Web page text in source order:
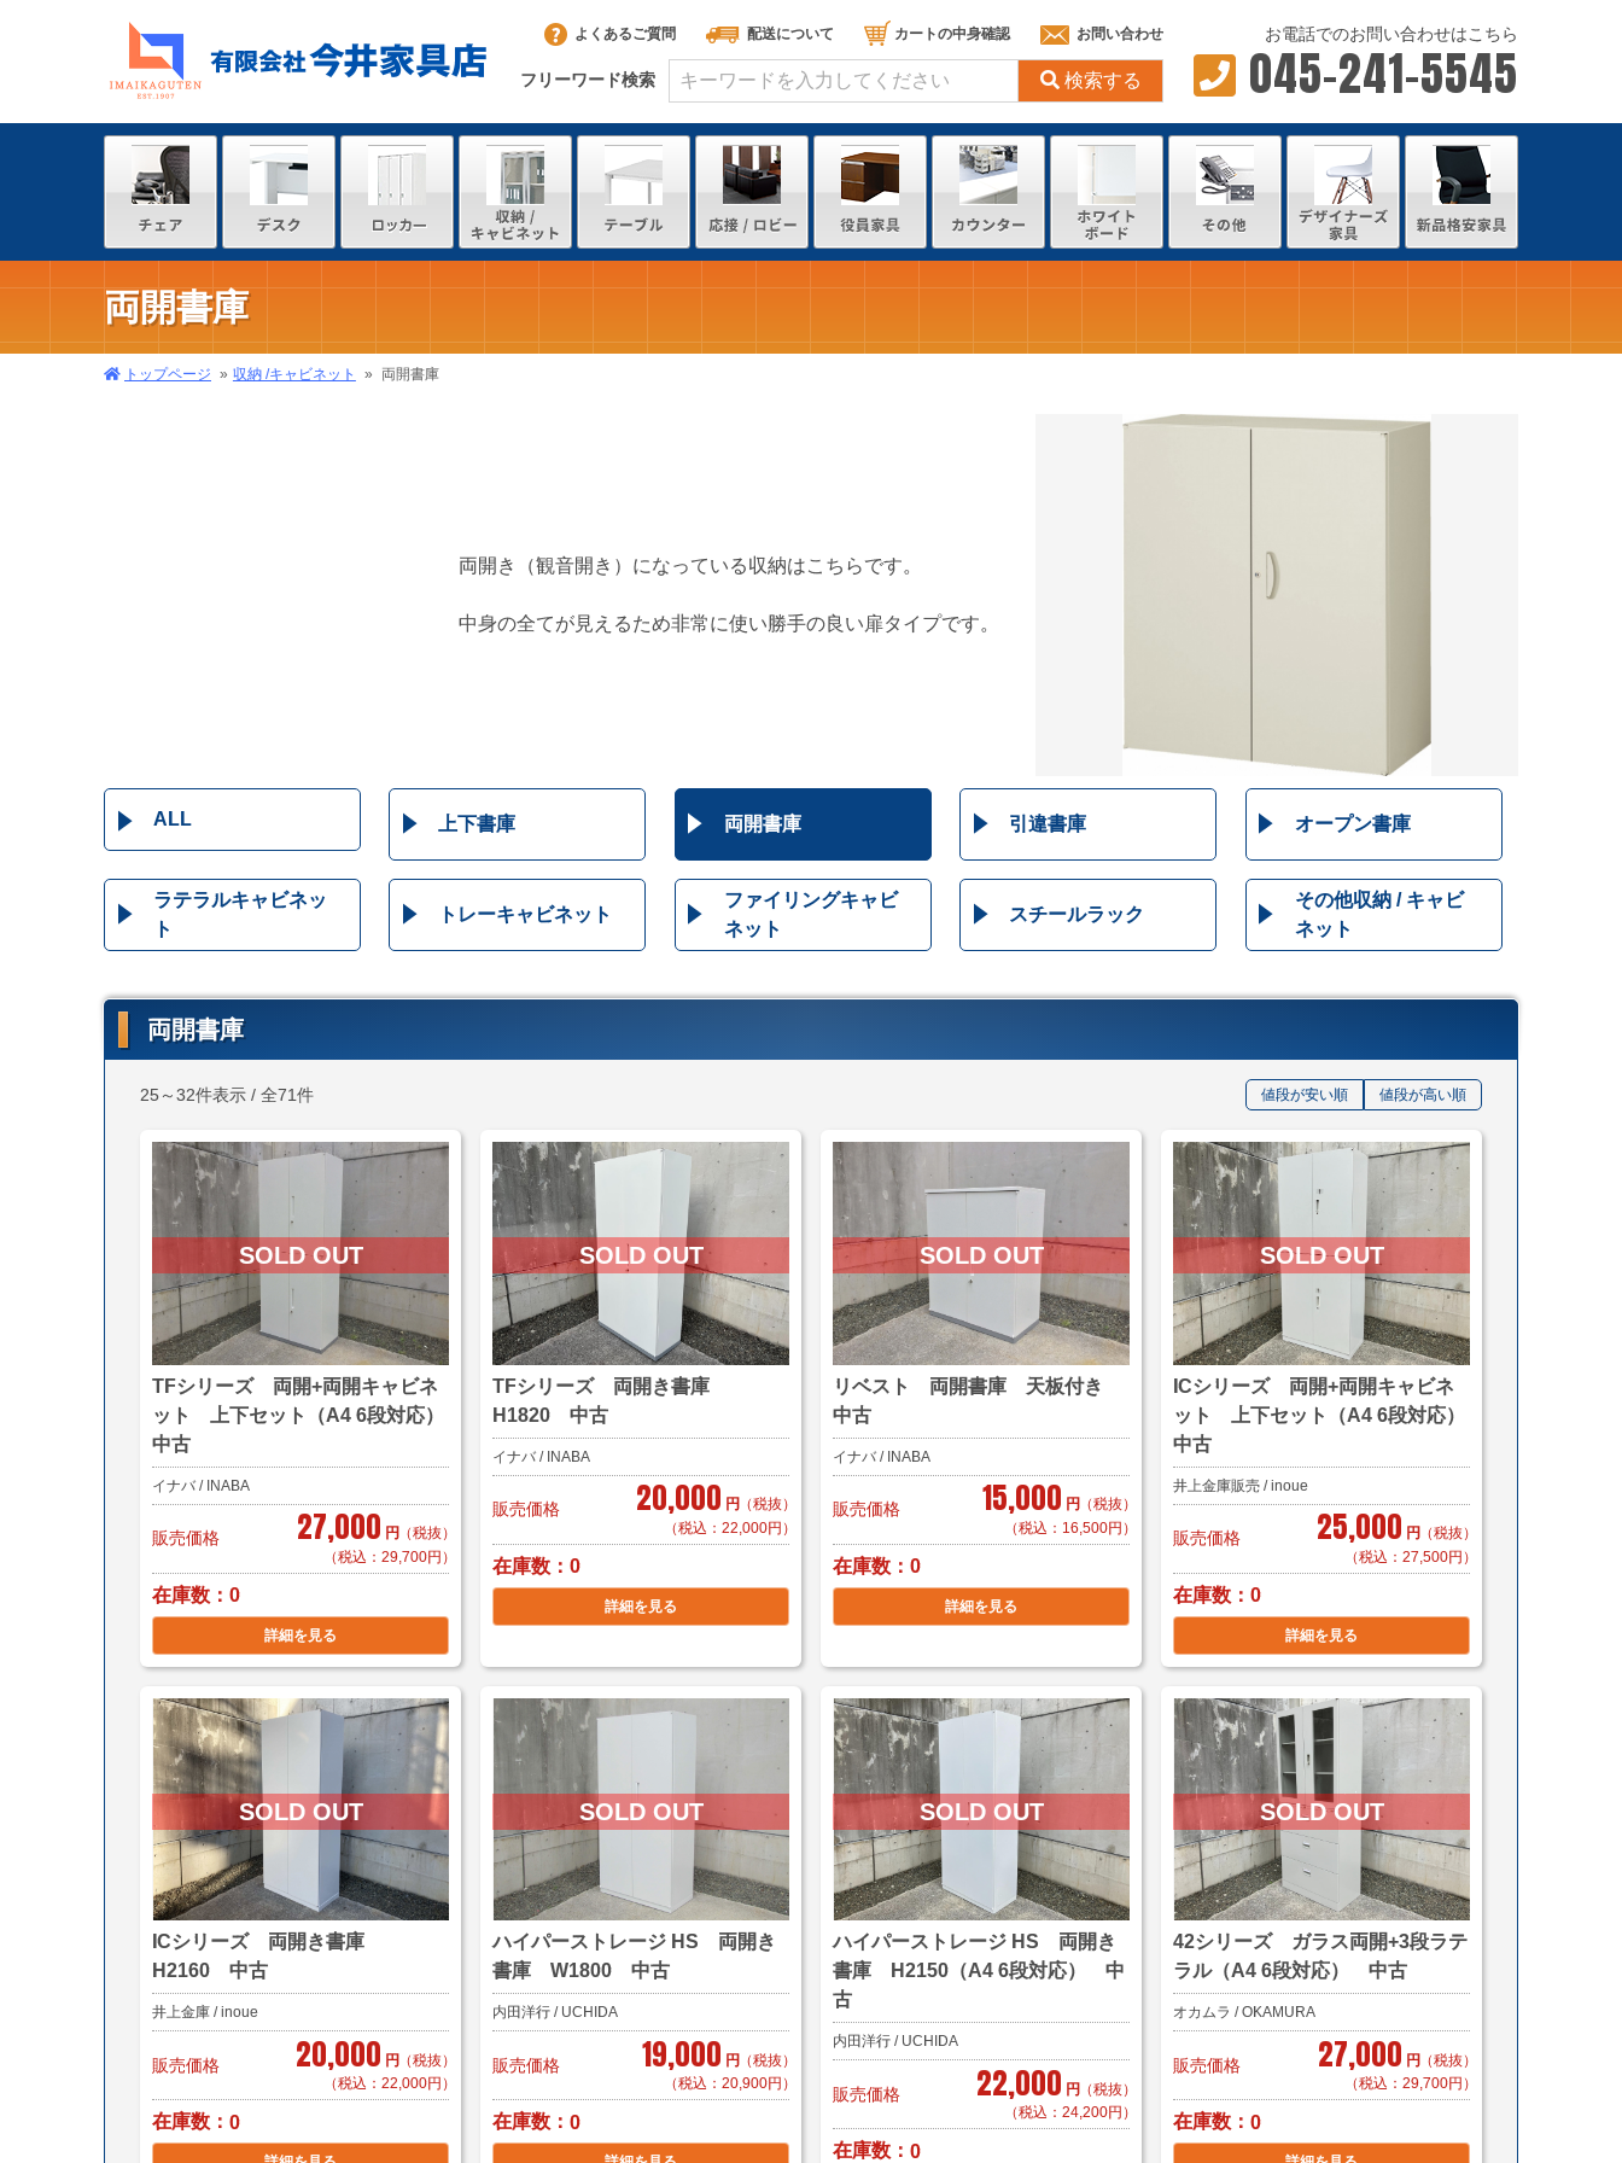
よくあるご質問 配送について カートの中身確認 お問い合わせ
フリーワード検索 検索する
お電話でのお問い合わせはこちら
045-241-5545
両開書庫
トップページ 収納 /キャビネット 両開書庫
両開き（観音開き）になっている収納はこちらです。
中身の全てが見えるため非常に使い勝手の良い扉タイプです。
ALL 上下書庫 両開書庫 引違書庫 オープン書庫
ラテラルキャビネッ
ト
トレーキャビネット
ファイリングキャビ
ネット
スチールラック
その他収納 / キャビ
ネット
両開書庫
25～32件表示 / 全71件 値段が安い順 値段が高い順
TFシリーズ 両開+両開キャビネ
ット 上下セット（A4 6段対応）
中古
イナバ / INABA
販売価格 27,000 円 （税抜）
（税込：29,700円）
在庫数 0
詳細を見る
TFシリーズ 両開き書庫
H1820 中古
イナバ / INABA
販売価格 20,000 円 （税抜）
（税込：22,000円）
在庫数 0
詳細を見る
リベスト 両開書庫 天板付き
中古
イナバ / INABA
販売価格 15,000 円 （税抜）
（税込：16,500円）
在庫数 0
詳細を見る
ICシリーズ 両開+両開キャビネ
ット 上下セット（A4 6段対応）
中古
井上金庫販売 / inoue
販売価格 25,000 円 （税抜）
（税込：27,500円）
在庫数 0
詳細を見る
ICシリーズ 両開き書庫
H2160 中古
井上金庫 / inoue
販売価格 20,000 円 （税抜）
（税込：22,000円）
在庫数 0
ハイパーストレージ HS 両開き
書庫 W1800 中古
内田洋行 / UCHIDA
販売価格 19,000 円 （税抜）
（税込：20,900円）
在庫数 0
ハイパーストレージ HS 両開き
書庫 H2150（A4 6段対応） 中
古
内田洋行 / UCHIDA
販売価格 22,000 円 （税抜）
（税込：24,200円）
在庫数 0
42シリーズ ガラス両開+3段ラテ
ラル（A4 6段対応） 中古
オカムラ / OKAMURA
販売価格 27,000 円 （税抜）
（税込：29,700円）
在庫数 0